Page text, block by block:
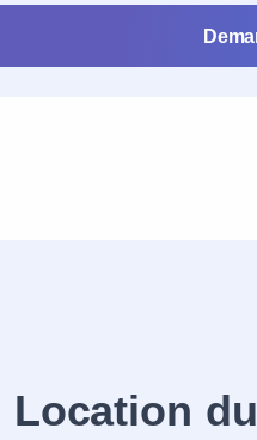
Location